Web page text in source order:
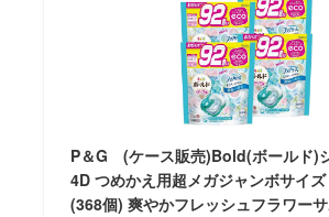
P＆G (ケース販売)Bold(ボールド)
4D つめかえ用超メガジャンボサイ
(368個) 爽やかフレッシュフラワー